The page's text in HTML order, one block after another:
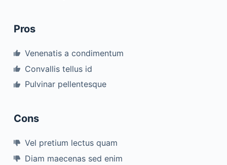
Pros
Venenatis a condimentum
Convallis tellus id
Pulvinar pellentesque
Cons
Vel pretium lectus quam
Diam maecenas sed enim